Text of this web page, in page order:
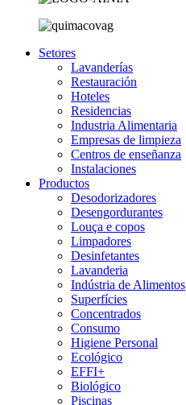
Setores
Lavanderías
Restauración
Hoteles
Residencias
Industria Alimentaria
Empresas de limpieza
Centros de enseñanza
Instalaciones
Productos
Desodorizadores
Desengordurantes
Louça e copos
Limpadores
Desinfetantes
Lavanderia
Indústria de Alimentos
Superfícies
Concentrados
Consumo
Higiene Personal
Ecológico
EFFI+
Biológico
Piscinas